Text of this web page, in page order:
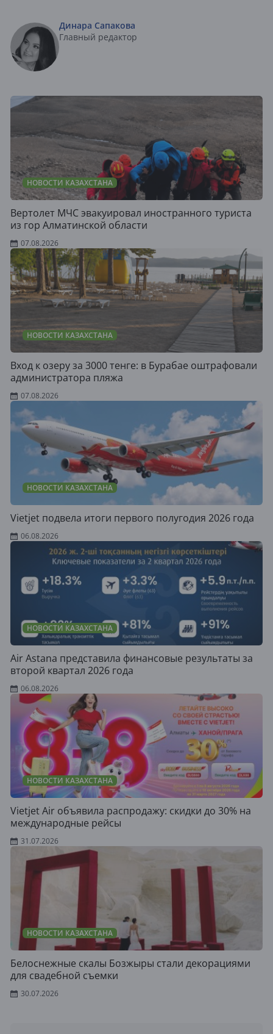
Динара Сапакова
Главный редактор
НОВОСТИ КАЗАХСТАНА
Вертолет МЧС эвакуировал иностранного туриста
из гор Алматинской области
07.08.2026
НОВОСТИ КАЗАХСТАНА
Вход к озеру за 3000 тенге: в Бурабае оштрафовали
администратора пляжа
07.08.2026
НОВОСТИ КАЗАХСТАНА
Vietjet подвела итоги первого полугодия 2026 года
06.08.2026
НОВОСТИ КАЗАХСТАНА
Air Astana представила финансовые результаты за
второй квартал 2026 года
06.08.2026
НОВОСТИ КАЗАХСТАНА
Vietjet Air объявила распродажу: скидки до 30% на
международные рейсы
31.07.2026
НОВОСТИ КАЗАХСТАНА
Белоснежные скалы Бозжыры стали декорациями
для свадебной съемки
30.07.2026